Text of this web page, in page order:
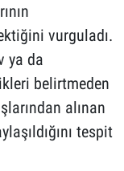
vurguladı.
ya da
belirtmeden
alınan
tespit